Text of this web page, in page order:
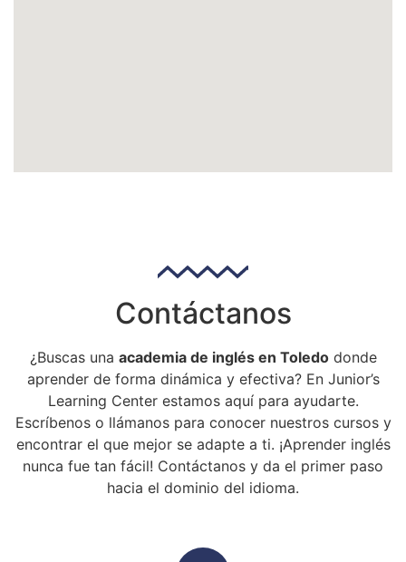
Contáctanos
¿Buscas una academia de inglés en Toledodonde
aprender de forma dinámica y efectiva? En Junior’s
Learning Center estamos aquí para ayudarte.
Escríbenos o llámanos para conocer nuestros cursos y
encontrar el que mejor se adapte a ti. ¡Aprender inglés
nunca fue tan fácil! Contáctanos y da el primer paso
hacia el dominio del idioma.